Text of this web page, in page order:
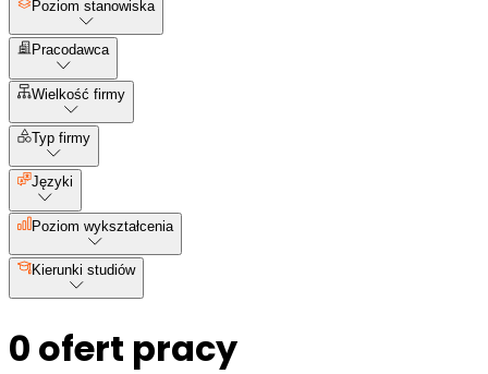
Poziom stanowiska
Pracodawca
Wielkość firmy
Typ firmy
Języki
Poziom wykształcenia
Kierunki studiów
0 ofert pracy